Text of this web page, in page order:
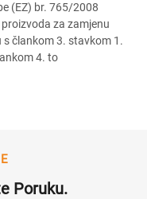
(EZ) br. 765/2008
za zamjenu
s člankom 3. stavkom 1.
4. to
Poruku.